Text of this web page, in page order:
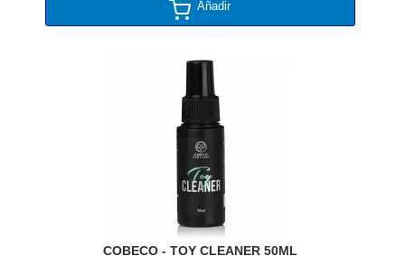
Añadir
COBECO - TOY CLEANER 50ML